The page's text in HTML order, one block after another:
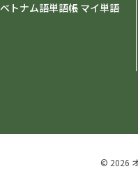
ベトナム語単語帳 マイ単語
© 2026